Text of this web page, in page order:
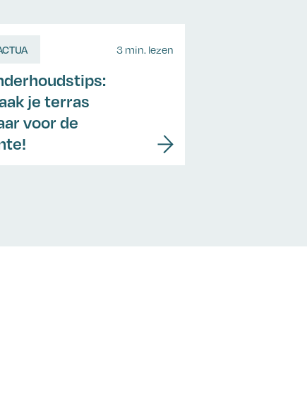
3 min. lezen
je terras
voor de